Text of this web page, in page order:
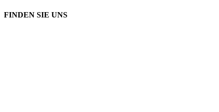
FINDEN SIE UNS